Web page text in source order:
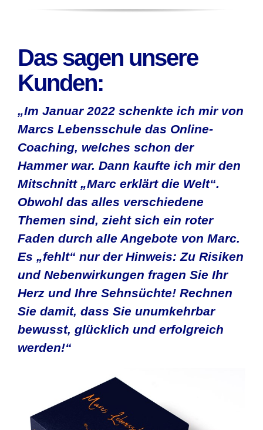
Das sagen unsere
Kunden:
„Im Januar 2022 schenkte ich mir von
Marcs Lebensschule das Online-
Coaching, welches schon der
Hammer war. Dann kaufte ich mir den
Mitschnitt „Marc erklärt die Welt“.
Obwohl das alles verschiedene
Themen sind, zieht sich ein roter
Faden durch alle Angebote von Marc.
Es „fehlt“ nur der Hinweis: Zu Risiken
und Nebenwirkungen fragen Sie Ihr
Herz und Ihre Sehnsüchte! Rechnen
Sie damit, dass Sie unumkehrbar
bewusst, glücklich und erfolgreich
werden!“